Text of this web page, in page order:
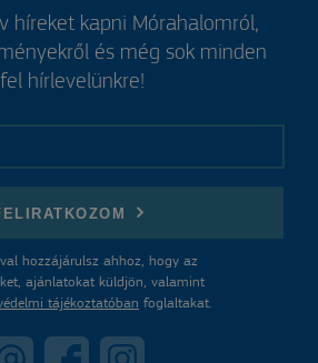
híreket kapni Mórahalomról,
és még sok minden
hírlevelünkre!
hozzájárulsz ahhoz, hogy az
ajánlatokat küldjön, valamint
tájékoztatóban foglaltakat.